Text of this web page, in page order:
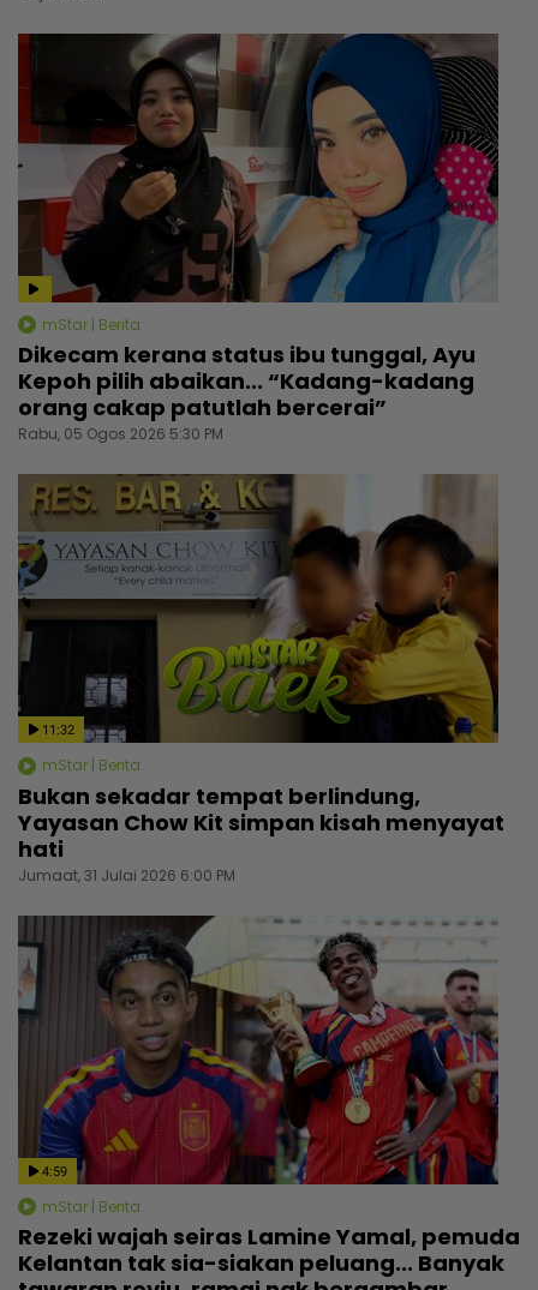
mStar | Berita
Dikecam kerana status ibu tunggal, Ayu
Kepoh pilih abaikan... “Kadang-kadang
orang cakap patutlah bercerai”
Rabu, 05 Ogos 2026 5:30 PM
11:32
mStar | Berita
Bukan sekadar tempat berlindung,
Yayasan Chow Kit simpan kisah menyayat
hati
Jumaat, 31 Julai 2026 6:00 PM
4:59
mStar | Berita
Rezeki wajah seiras Lamine Yamal, pemuda
Kelantan tak sia-siakan peluang... Banyak